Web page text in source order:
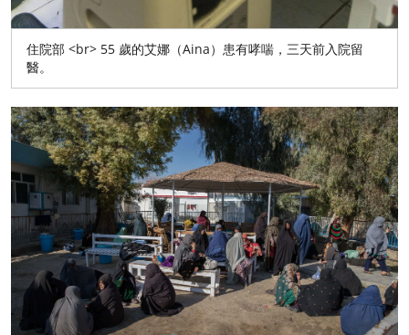
住院部 <br> 55 歲的艾娜（Aina）患有哮喘，三天前入院留
醫。